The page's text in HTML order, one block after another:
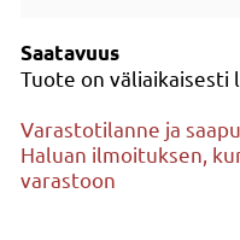
Saatavuus
Tuote on väliaikaisesti
Varastotilanne ja
Haluan ilmoituksen,
varastoon